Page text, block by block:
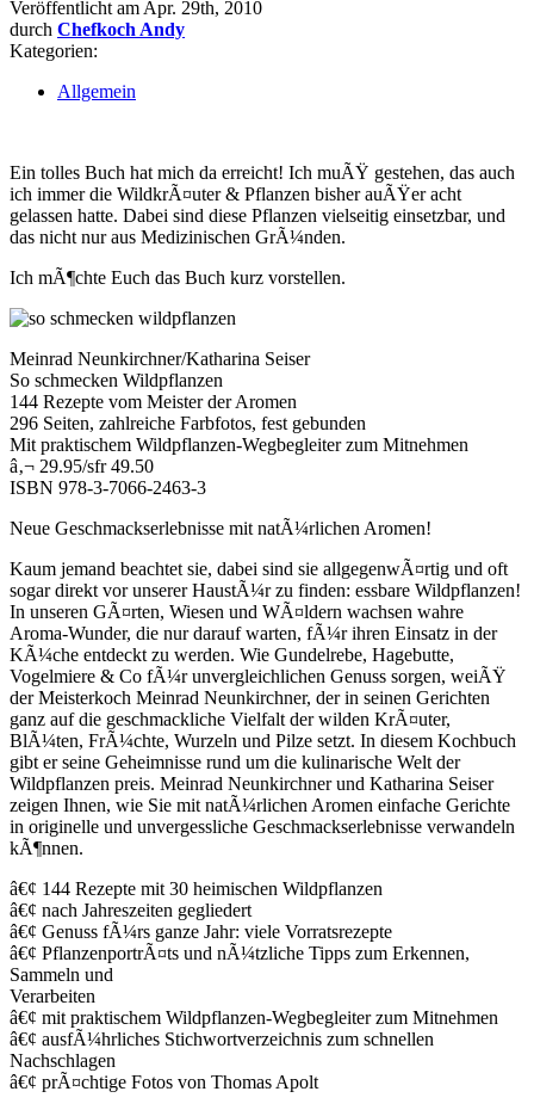
Veröffentlicht am Apr. 29th, 2010
durch Chefkoch Andy
Kategorien:
Allgemein
Ein tolles Buch hat mich da erreicht! Ich muÃŸ gestehen, das auch
ich immer die WildkrÃ¤uter & Pflanzen bisher auÃŸer acht
gelassen hatte. Dabei sind diese Pflanzen vielseitig einsetzbar, und
das nicht nur aus Medizinischen GrÃ¼nden.
Ich mÃ¶chte Euch das Buch kurz vorstellen.
Meinrad Neunkirchner/Katharina Seiser
So schmecken Wildpflanzen
144 Rezepte vom Meister der Aromen
296 Seiten, zahlreiche Farbfotos, fest gebunden
Mit praktischem Wildpflanzen-Wegbegleiter zum Mitnehmen
â‚¬ 29.95/sfr 49.50
ISBN 978-3-7066-2463-3
Neue Geschmackserlebnisse mit natÃ¼rlichen Aromen!
Kaum jemand beachtet sie, dabei sind sie allgegenwÃ¤rtig und oft
sogar direkt vor unserer HaustÃ¼r zu finden: essbare Wildpflanzen!
In unseren GÃ¤rten, Wiesen und WÃ¤ldern wachsen wahre
Aroma-Wunder, die nur darauf warten, fÃ¼r ihren Einsatz in der
KÃ¼che entdeckt zu werden. Wie Gundelrebe, Hagebutte,
Vogelmiere & Co fÃ¼r unvergleichlichen Genuss sorgen, weiÃŸ
der Meisterkoch Meinrad Neunkirchner, der in seinen Gerichten
ganz auf die geschmackliche Vielfalt der wilden KrÃ¤uter,
BlÃ¼ten, FrÃ¼chte, Wurzeln und Pilze setzt. In diesem Kochbuch
gibt er seine Geheimnisse rund um die kulinarische Welt der
Wildpflanzen preis. Meinrad Neunkirchner und Katharina Seiser
zeigen Ihnen, wie Sie mit natÃ¼rlichen Aromen einfache Gerichte
in originelle und unvergessliche Geschmackserlebnisse verwandeln
kÃ¶nnen.
â€¢ 144 Rezepte mit 30 heimischen Wildpflanzen
â€¢ nach Jahreszeiten gegliedert
â€¢ Genuss fÃ¼rs ganze Jahr: viele Vorratsrezepte
â€¢ PflanzenportrÃ¤ts und nÃ¼tzliche Tipps zum Erkennen,
Sammeln und
Verarbeiten
â€¢ mit praktischem Wildpflanzen-Wegbegleiter zum Mitnehmen
â€¢ ausfÃ¼hrliches Stichwortverzeichnis zum schnellen
Nachschlagen
â€¢ prÃ¤chtige Fotos von Thomas Apolt